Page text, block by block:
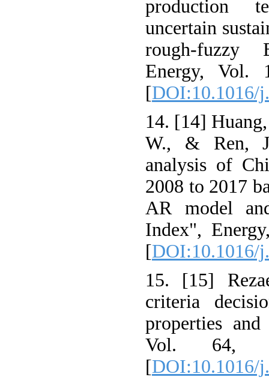
production
uncertain
rough-fuzzy
Energy, Vol.
[DOI:10.1016/
14. [14]
W., & Ren,
analysis of
2008 to 2017
AR model
Index",
[DOI:10.1016/
15. [15]
criteria
properties
Vol. 64,
[DOI:10.1016/